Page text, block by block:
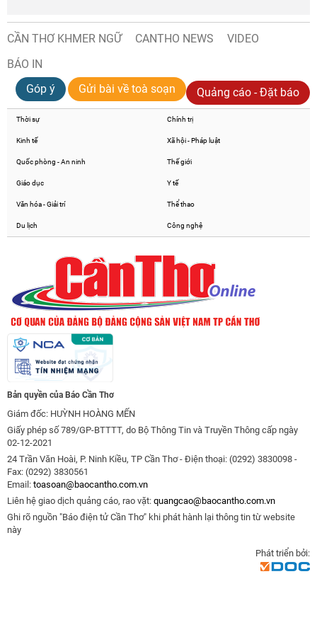
CẦN THƠ KHMER NGỮ CANTHO NEWS
VIDEO
BÁO IN
Góp ý
Gửi bài về toà soạn Quảng cáo - Đặt báo
Thời sự Chính trị
Kinh tế Xã hội - Pháp luật
Quốc phòng - An ninh Thế giới
Giáo dục Y tế
Văn hóa - Giải trí Thể thao
Du lịch Công nghệ
Bản quyền của Báo Cần Thơ
Giám đốc: HUỲNH HOÀNG MẾN
Giấy phép số 789/GP-BTTTT, do Bộ Thông Tin và Truyền Thông cấp ngày
02-12-2021
24 Trần Văn Hoài, P. Ninh Kiều, TP Cần Thơ - Điện thoại: (0292) 3830098 -
Fax: (0292) 3830561
Email: toasoan@baocantho.com.vn
Liên hệ giao dịch quảng cáo, rao vặt: quangcao@baocantho.com.vn
Ghi rõ nguồn "Báo điện tử Cần Thơ" khi phát hành lại thông tin từ website
này
Phát triển bởi: